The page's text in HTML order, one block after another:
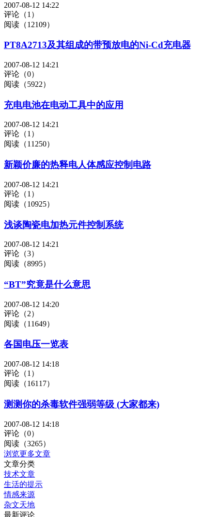
2007-08-12 14:22
评论（1）
阅读（12109）
PT8A2713及其组成的带预放电的Ni-Cd充电器
2007-08-12 14:21
评论（0）
阅读（5922）
充电电池在电动工具中的应用
2007-08-12 14:21
评论（1）
阅读（11250）
新颖价廉的热释电人体感应控制电路
2007-08-12 14:21
评论（1）
阅读（10925）
浅谈陶瓷电加热元件控制系统
2007-08-12 14:21
评论（3）
阅读（8995）
“BT”究竟是什么意思
2007-08-12 14:20
评论（2）
阅读（11649）
各国电压一览表
2007-08-12 14:18
评论（1）
阅读（16117）
测测你的杀毒软件强弱等级 (大家都来)
2007-08-12 14:18
评论（0）
阅读（3265）
浏览更多文章
文章分类
技术文章
生活的提示
情感来源
杂文天地
最新评论